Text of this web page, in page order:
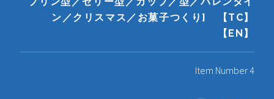
ン／クリスマス／お菓子つくり] 【TC】
【EN】
Item Number 4